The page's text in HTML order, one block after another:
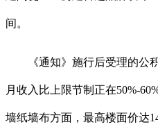
间。
《通知》施行后受理的公积
月收入比上限节制正在50%-
墙纸墙布方面，最高楼面价达